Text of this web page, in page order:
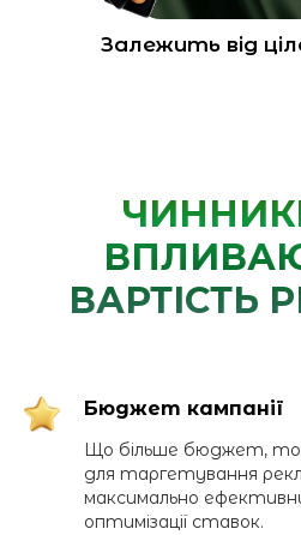
Залежить від
ВАРТІСТЬ
Бюджет кампанії
Що більше бюджет, то
для таргетування
максимально
оптимізації ставок.